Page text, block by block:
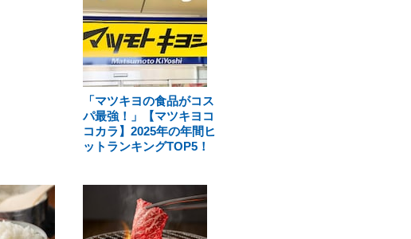
「マツキヨの食品がコス
パ最強！」【マツキヨコ
コカラ】2025年の年間ヒ
ットランキングTOP5！